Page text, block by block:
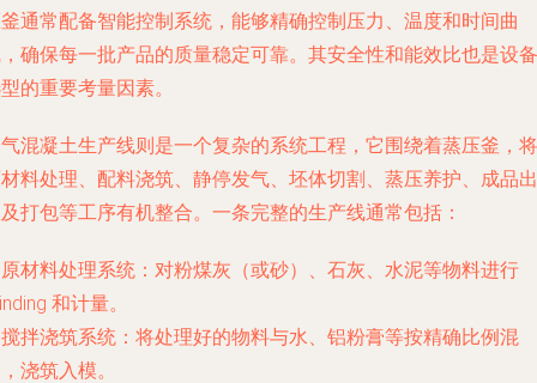
通常配备智能控制系统，能够精确控制压力、温度和时间曲
确保每一批产品的质量稳定可靠。其安全性和能效比也是设备
的重要考量因素。
混凝土生产线则是一个复杂的系统工程，它围绕着蒸压釜，将
料处理、配料浇筑、静停发气、坯体切割、蒸压养护、成品出
打包等工序有机整合。一条完整的生产线通常包括：
材料处理系统：对粉煤灰（或砂）、石灰、水泥等物料进行
和计量。
拌浇筑系统：将处理好的物料与水、铝粉膏等按精确比例混
浇筑入模。